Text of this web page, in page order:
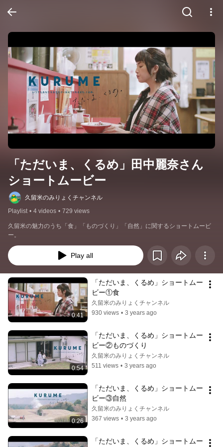
「ただいま、くるめ」田中麗奈さん
ショートムービー
久留米のみりょくチャンネル
Playlist • 4 videos • 729 views
久留米の魅力のうち「食」「ものづくり」「自然」に関するショートムービ
ー。
Play all
0:41
「ただいま、くるめ」ショートムー
ビー①食
久留米のみりょくチャンネル
930 views • 3 years ago
0:54
「ただいま、くるめ」ショートムー
ビー②ものづくり
久留米のみりょくチャンネル
511 views • 3 years ago
0:26
「ただいま、くるめ」ショートムー
ビー③自然
久留米のみりょくチャンネル
367 views • 3 years ago
「ただいま、くるめ」ショートムー